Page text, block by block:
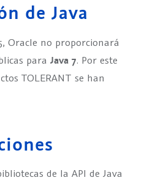
de Java
Oracle no proporcionará
para Java 7. Por este
TOLERANT se han
de la API de Java